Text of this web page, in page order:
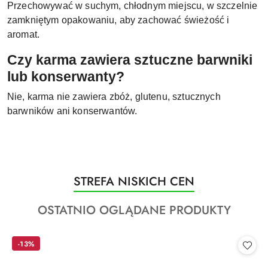
Przechowywać w suchym, chłodnym miejscu, w szczelnie
zamkniętym opakowaniu, aby zachować świeżość i
aromat.
Czy karma zawiera sztuczne barwniki
lub konserwanty?
Nie, karma nie zawiera zbóż, glutenu, sztucznych
barwników ani konserwantów.
Pomiń karuzelę produktów
Produkty
o
statusie:
STREFA NISKICH CEN
Produkty
statusie:
OSTATNIO OGLĄDANE PRODUKTY
-13%